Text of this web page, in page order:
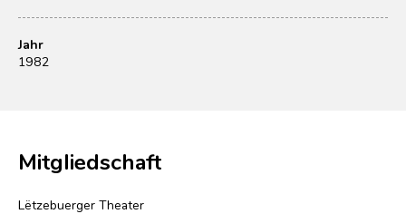
Jahr
1982
Mitgliedschaft
Lëtzebuerger Theater